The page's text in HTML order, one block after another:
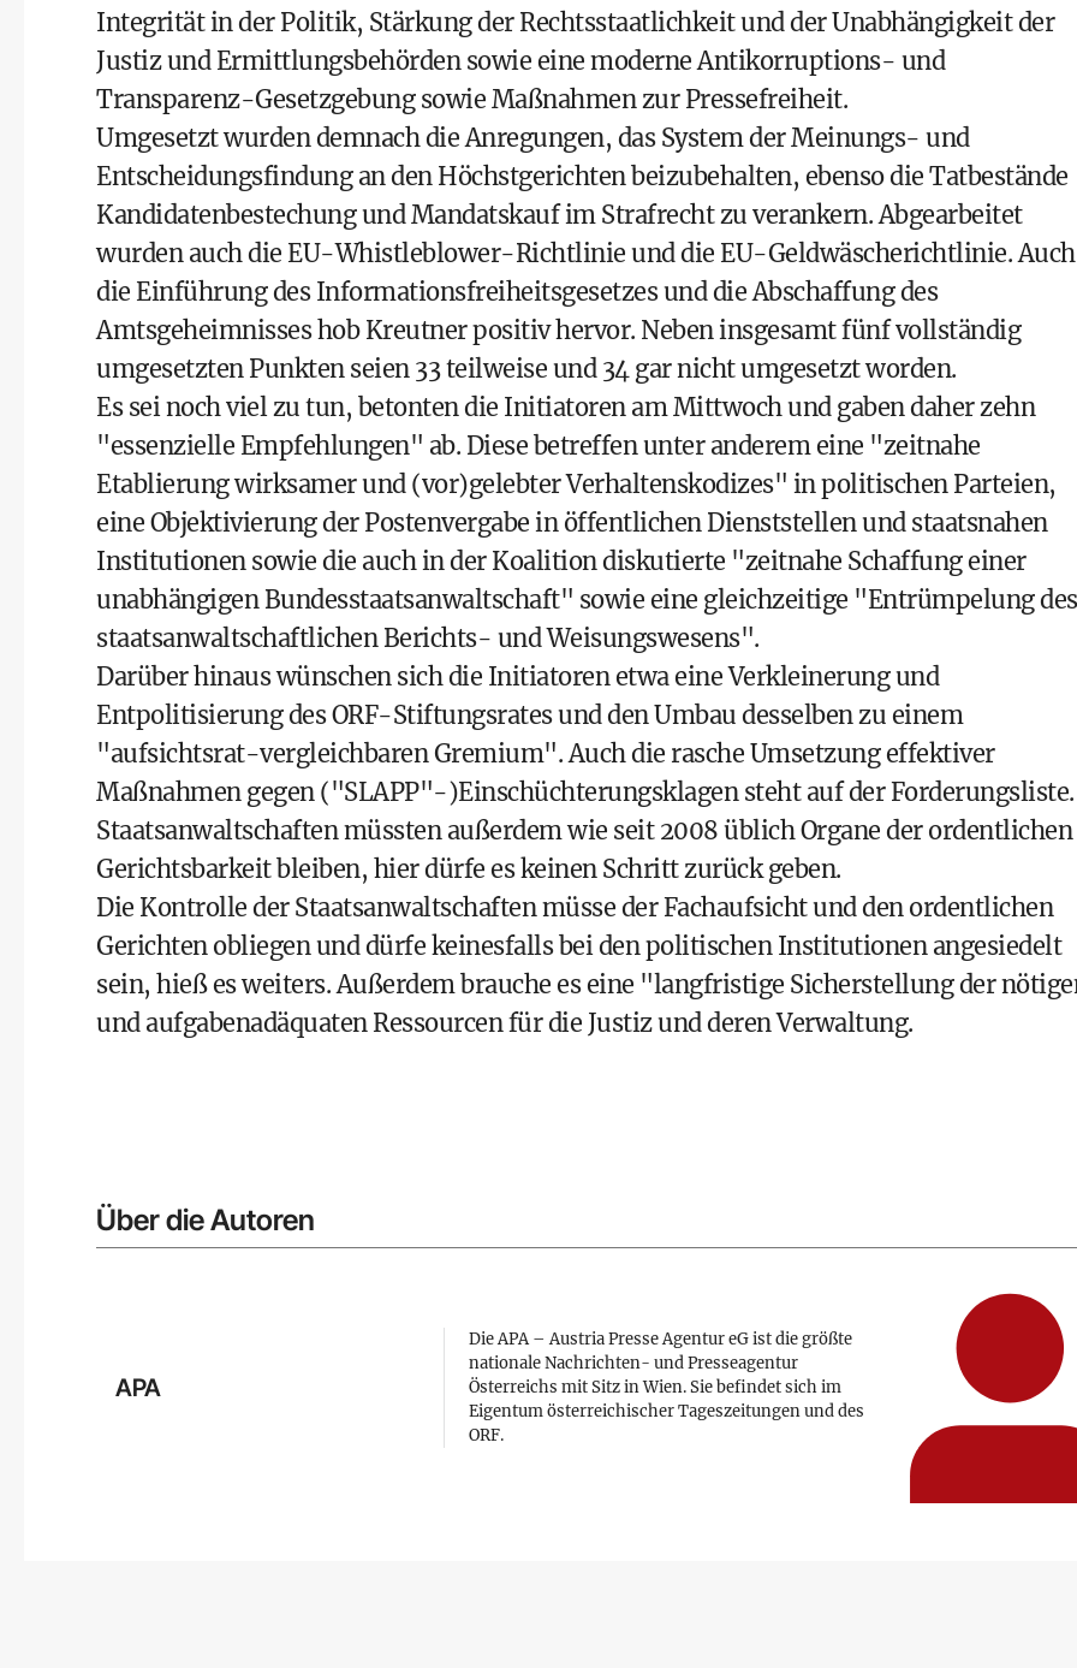
Integrität in der Politik, Stärkung der Rechtsstaatlichkeit und der Unabhängigkeit der
Justiz und Ermittlungsbehörden sowie eine moderne Antikorruptions- und
Transparenz-Gesetzgebung sowie Maßnahmen zur Pressefreiheit.
Umgesetzt wurden demnach die Anregungen, das System der Meinungs- und
Entscheidungsfindung an den Höchstgerichten beizubehalten, ebenso die Tatbestände
Kandidatenbestechung und Mandatskauf im Strafrecht zu verankern. Abgearbeitet
wurden auch die EU-Whistleblower-Richtlinie und die EU-Geldwäscherichtlinie. Auch
die Einführung des Informationsfreiheitsgesetzes und die Abschaffung des
Amtsgeheimnisses hob Kreutner positiv hervor. Neben insgesamt fünf vollständig
umgesetzten Punkten seien 33 teilweise und 34 gar nicht umgesetzt worden.
Es sei noch viel zu tun, betonten die Initiatoren am Mittwoch und gaben daher zehn
"essenzielle Empfehlungen" ab. Diese betreffen unter anderem eine "zeitnahe
Etablierung wirksamer und (vor)gelebter Verhaltenskodizes" in politischen Parteien,
eine Objektivierung der Postenvergabe in öffentlichen Dienststellen und staatsnahen
Institutionen sowie die auch in der Koalition diskutierte "zeitnahe Schaffung einer
unabhängigen Bundesstaatsanwaltschaft" sowie eine gleichzeitige "Entrümpelung des
staatsanwaltschaftlichen Berichts- und Weisungswesens".
Darüber hinaus wünschen sich die Initiatoren etwa eine Verkleinerung und
Entpolitisierung des ORF-Stiftungsrates und den Umbau desselben zu einem
"aufsichtsrat-vergleichbaren Gremium". Auch die rasche Umsetzung effektiver
Maßnahmen gegen ("SLAPP"-)Einschüchterungsklagen steht auf der Forderungsliste.
Staatsanwaltschaften müssten außerdem wie seit 2008 üblich Organe der ordentlichen
Gerichtsbarkeit bleiben, hier dürfe es keinen Schritt zurück geben.
Die Kontrolle der Staatsanwaltschaften müsse der Fachaufsicht und den ordentlichen
Gerichten obliegen und dürfe keinesfalls bei den politischen Institutionen angesiedelt
sein, hieß es weiters. Außerdem brauche es eine "langfristige Sicherstellung der
und aufgabenadäquaten Ressourcen für die Justiz und deren Verwaltung.
Über die Autoren
APA
Die APA – Austria Presse Agentur eG ist die größte
nationale Nachrichten- und Presseagentur
Österreichs mit Sitz in Wien. Sie befindet sich im
Eigentum österreichischer Tageszeitungen und des
ORF.